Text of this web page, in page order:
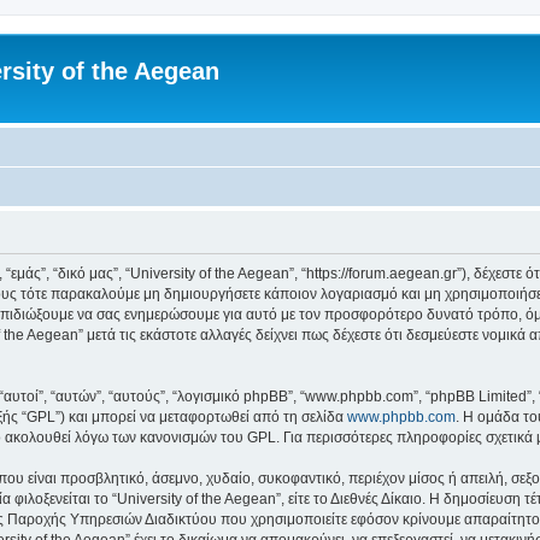
of the Aegean
“δικό μας”, “University of the Aegean”, “https://forum.aegean.gr”), δέχεστε
τότε παρακαλούμε μη δημιουργήσετε κάποιον λογαριασμό και μη
να σας ενημερώσουμε για αυτό με τον προσφορότερο δυνατό τρόπο,
Aegean” μετά τις εκάστοτε αλλαγές δείχνει πως δέχεστε ότι δεσμεύεστε
“αυτών”, “αυτούς”, “λογισμικό phpBB”, “www.phpbb.com”, “phpBB
“GPL”) και μπορεί να μεταφορτωθεί από τη σελίδα www.phpbb.com. Η ομάδα
λόγω των κανονισμών του GPL. Για περισσότερες πληροφορίες
είναι προσβλητικό, άσεμνο, χυδαίο, συκοφαντικό, περιέχον μίσος ή απειλή,
το “University of the Aegean”, είτε το Διεθνές Δίκαιο. Η δημοσίευση
Υπηρεσιών Διαδικτύου που χρησιμοποιείτε εφόσον κρίνουμε